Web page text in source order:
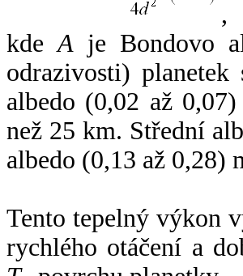
,
kdeA je Bondovo
odrazivosti)
albedo (0,02 až
než 25 km. Střední
albedo (0,13 až 0,28)
Tento tepelný výkon
rychlého otáčení a